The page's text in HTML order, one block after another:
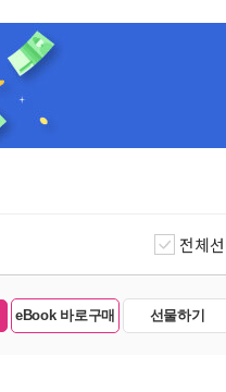
전체
eBook 바로구매 선물하기